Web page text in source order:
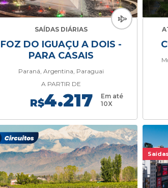
SAÍDAS DIÁRIAS
FOZ DO IGUAÇU A DOIS -
PARA CASAIS
Paraná, Argentina, Paraguai
A PARTIR DE
R$4.217
Em até
10X